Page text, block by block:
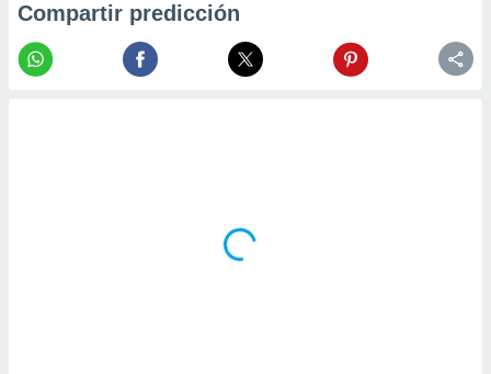
Compartir predicción